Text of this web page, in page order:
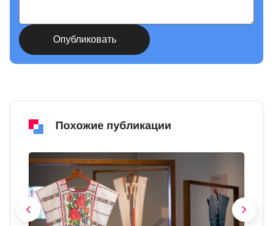
Похожие публикации